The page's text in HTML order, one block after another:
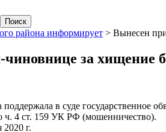
района информирует > Вынесен
чиновнице за хищение
поддержала в суде
ч. 4 ст. 159 УК РФ (мошенничество).
2020 г.